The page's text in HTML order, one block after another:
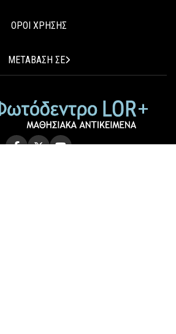
ΟΡΟΙ ΧΡΗΣΗΣ
ΜΕΤΑΒΑΣΗ ΣΕ